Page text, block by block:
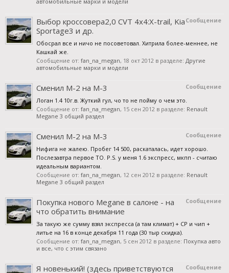
Сообщение
Выбор кроссовера2,0 CVT 4x4:X-trail, Kia
Sportage3 и др.
Обосрал все и ничо не посоветовал. Хитрила более-меннее, не
Кашкай же.
Сообщение от: fan_na_megan, 18 окт 2012 в разделе: Другие
автомобильные марки и модели
Сообщение
Сменил М-2 на М-3
Логан 1.4 10г.в. Жуткий гул, чо то не пойму о чем это.
Сообщение от: fan_na_megan, 15 сен 2012 в разделе: Renault
Megane 3 общий раздел
Сообщение
Сменил М-2 на М-3
Нифига не жалею. Пробег 14 500, раскаталась, идет хорошо.
Послезавтра первое ТО. P.S. у меня 1.6 экспресс, мкпп - считаю
идеальным вариантом.
Сообщение от: fan_na_megan, 12 сен 2012 в разделе: Renault
Megane 3 общий раздел
Сообщение
Покупка нового Megane в салоне - на
что обратить внимание
За такую же сумму взял экспресса (а там климат) + СР и чип +
литье на 16 в конце декабря 11 года (30 тыр скидка).
Сообщение от: fan_na_megan, 5 сен 2012 в разделе: Покупка авто
и все, что с этим связано
Сообщение
Я новенький! (здесь приветствуются